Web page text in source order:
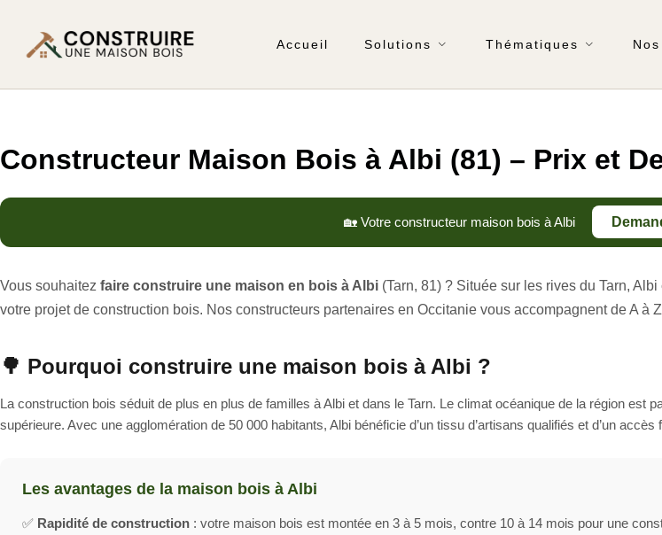
Accueil Solutions Thématiques
Constructeur Maison Bois à Albi (81) – Prix et
🏡 Votre constructeur maison bois à Albi
Vous souhaitez faire construire une maison en bois à Albi (Tarn, 81) ? Située sur les rives du Tarn,
votre projet de construction bois. Nos constructeurs partenaires en Occitanie vous accompagnent de A à
🌳 Pourquoi construire une maison bois à Albi ?
La construction bois séduit de plus en plus de familles à Albi et dans le Tarn. Le climat océanique de la région
supérieure. Avec une agglomération de 50 000 habitants, Albi bénéficie d’un tissu d’artisans qualifiés et d’un
Les avantages de la maison bois à Albi
✅ Rapidité de construction : votre maison bois est montée en 3 à 5 mois, contre 10 à 14 mois pour une